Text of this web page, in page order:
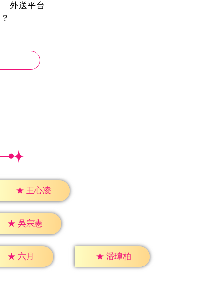
外送平台
★ 王心凌
★ 吳宗憲
★ 六月 ★ 潘瑋柏